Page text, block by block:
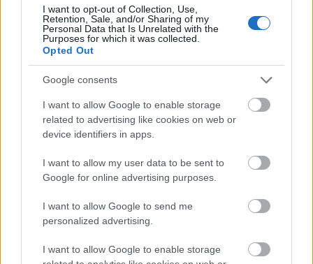
I want to opt-out of Collection, Use,
Retention, Sale, and/or Sharing of my
Personal Data that Is Unrelated with the
Purposes for which it was collected.
Opted Out
Google consents
I want to allow Google to enable storage
related to advertising like cookies on web or
device identifiers in apps.
I want to allow my user data to be sent to
Google for online advertising purposes.
I want to allow Google to send me
personalized advertising.
I want to allow Google to enable storage
az Indeedet élőben legközelebb február 28-án,
péntek este lehet elcsípni a szegedi JATE Klubban
Facebook-esemény), a fővárosban pedig április
26-án, a Budapest Riff Clubban koncerteznek a
kanadai The Hazytonesszal (Facebook-esemény).
és akkor lássuk a monumentális dalhoz társuló,
borongós-sejtelmes, meg-meghasadó klipet: